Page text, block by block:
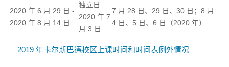
2020 年 6 月 29 日 -
2020 年 8 月 14 日
独立日
2020 年 7
月 3 日
7 月 28 日、29 日、30 日；8 月
4 日、5 日、6 日（2020 年）
2019 年卡尔斯巴德校区上课时间和时间表例外情况